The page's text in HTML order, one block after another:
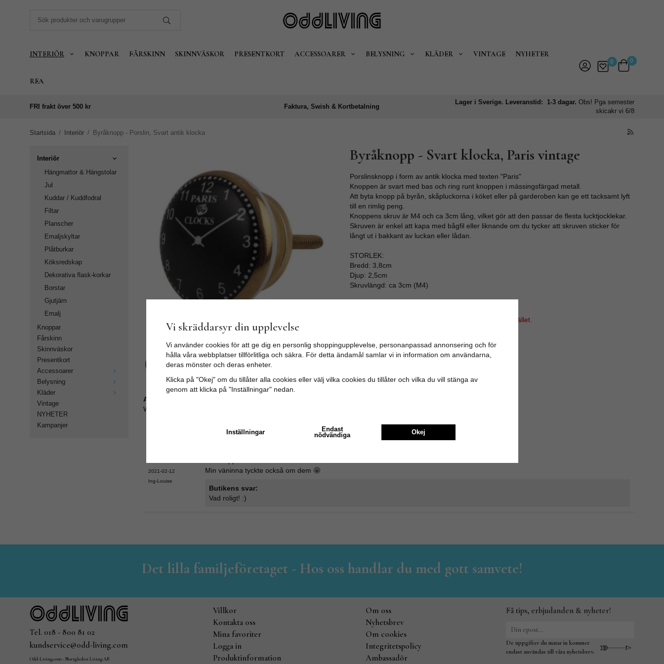
INTERIÖR KNOPPAR FÅRSKINN SKINNVÄSKOR PRESENTKORT ACCESSOARER BELYSNING KLÄDER VINTAGE NYHETER
REA
0 0
FRI frakt över 500 kr Faktura, Swish & Kortbetalning
Lager i Sverige. Leveranstid: 1-3 dagar.Obs! Pga semester
skicakr vi 6/8
Startsida / Interiör / Byråknopp - Porslin, Svart antik klocka
Interiör
Hängmattor & Hängstolar
Jul
Kuddar / Kuddfodral
Filtar
Planscher
Emaljskyltar
Plåtburkar
Köksredskap
Dekorativa flask-korkar
Borstar
Gjutjärn
Emalj
Knoppar
Fårskinn
Skinnväskor
Presentkort
Accessoarer
Belysning
Kläder
Vintage
NYHETER
Kampanjer
Byråknopp - Svart klocka, Paris vintage
Porslinsknopp i form av antik klocka med texten "Paris"
Knoppen är svart med bas och ring runt knoppen i mässingsfärgad metall.
Att byta knopp på byrån, skåpluckorna i köket eller på garderoben kan ge ett tacksamt lyft
till en rimlig peng.
Knoppens skruv är M4 och ca 3cm lång, vilket gör att den passar de flesta lucktjocklekar.
Skruven är enkel att kapa med bågfil eller liknande om du tycker att skruven sticker för
långt ut i bakkant av luckan eller lådan.
STORLEK:
Bredd: 3,8cm
Djup: 2,5cm
Skruvlängd: ca 3cm (M4)
Tyvärr ingår inte denna produkt i vårt sortiment för tillfället.
Sitemap »
Artikelnummer:
WN-25/257
2021-02-12
Ing-Louise
Min väninna tyckte också om dem 🤩
Butikens svar:
Vad roligt! :)
Det lilla familjeföretaget - Hos oss handlar du med gott samvete!
Tel. 018 - 800 81 02
kundservice@odd-living.com
Odd-Living.com - Norrgården Living AB
Villkor
Kontakta oss
Mina favoriter
Logga in
Produktinformation
Om oss
Nyhetsbrev
Om cookies
Integritetspolicy
Ambassadör
Få tips, erbjudanden & nyheter!
De uppgifter du matar in kommer
endast användas till våra nyhetsbrev.
Vi skräddarsyr din upplevelse
Vi använder cookies för att ge dig en personlig shoppingupplevelse, personanpassad annonsering och för
hålla våra webbplatser tillförlitliga och säkra. För detta ändamål samlar vi in information om användarna,
deras mönster och deras enheter.
Klicka på "Okej" om du tillåter alla cookies eller välj vilka cookies du tillåter och vilka du vill stänga av
genom att klicka på "Inställningar" nedan.
Inställningar
Endast
nödvändiga
Okej